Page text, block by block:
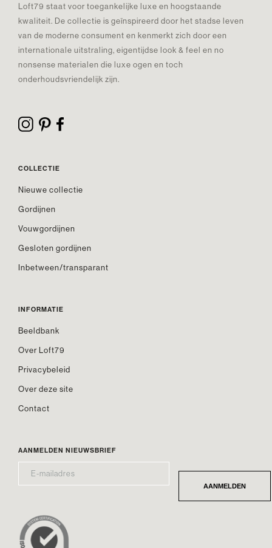
Loft79 staat voor toegankelijke luxe en hoogstaande
kwaliteit. De collectie is geïnspireerd door het stadse leven
van de moderne consument en kenmerkt zich door een
internationale uitstraling, eigentijdse look & feel en no
nonsense materialen die luxe ogen en toch
onderhoudsvriendelijk zijn.
COLLECTIE
Nieuwe collectie
Gordijnen
Vouwgordijnen
Gesloten gordijnen
Inbetween/transparant
INFORMATIE
Beeldbank
Over Loft79
Privacybeleid
Over deze site
Contact
AANMELDEN NIEUWSBRIEF
MAILADRES* AANMELDEN